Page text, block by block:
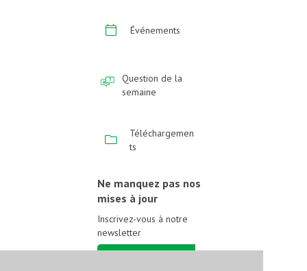
Événements
Question de la
semaine
Téléchargemen
ts
Ne manquez pas nos
mises à jour
Inscrivez-vous à notre
newsletter